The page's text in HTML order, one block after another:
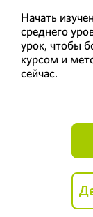
Начать
среднего
урок, чтобы
курсом и
сейчас.